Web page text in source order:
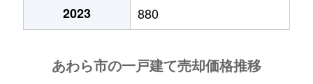
2023
880